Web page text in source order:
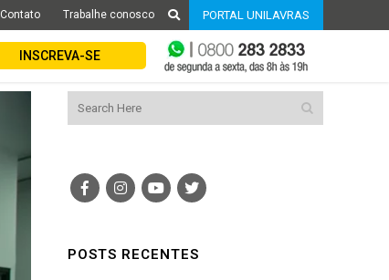
Contato Trabalhe conosco PORTAL UNILAVRAS
INSCREVA-SE
POSTS RECENTES